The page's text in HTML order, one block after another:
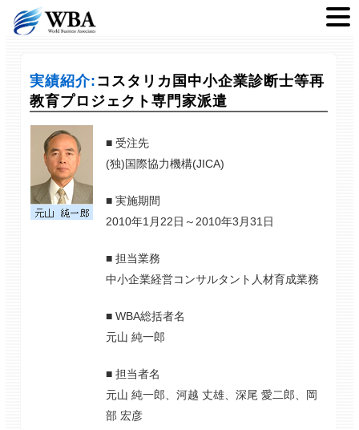
実績紹介: コスタリカ国中小企業診断士等再
教育プロジェクト専門家派遣
■ 受注先
(独)国際協力機構(JICA)
■ 実施期間
2010年1月22日～2010年3月31日
■ 担当業務
中小企業経営コンサルタント人材育成業務
■ WBA総括者名
元山 純一郎
■ 担当者名
元山 純一郎、河越 丈雄、深尾 愛二郎、岡
部 宏彦